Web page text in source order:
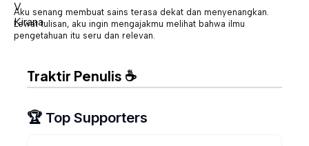
Aku senang membuat sains terasa dekat dan menyenangkan.
Lewat tulisan, aku ingin mengajakmu melihat bahwa ilmu
pengetahuan itu seru dan relevan.
Traktir Penulis ☕
🏆 Top Supporters